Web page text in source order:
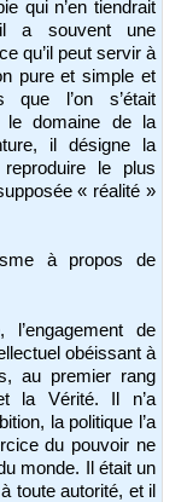
qui n’en tiendrait
a souvent une
qu’il peut servir à
pure et simple et
que l’on s’était
le domaine de la
il désigne la
le plus
« réalité »
à propos de
de
obéissant à
au premier rang
la Vérité. Il n’a
la politique l’a
du pouvoir ne
monde. Il était un
toute autorité, et il